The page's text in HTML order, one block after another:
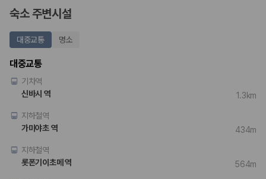
숙소 주변시설
대중교통 명소
대중교통
기차역
신바시 역
1.3km
지하철역
가미야초 역
434m
지하철역
롯폰기이초메 역
564m